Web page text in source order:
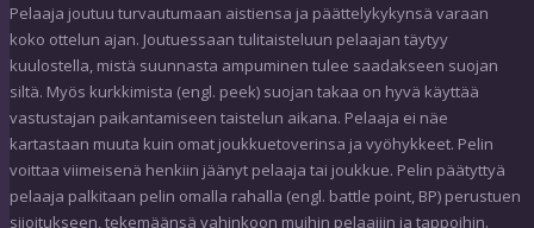
Pelaaja joutuu turvautumaan aistiensa ja päättelykykynsä varaan
koko ottelun ajan. Joutuessaan tulitaisteluun pelaajan täytyy
kuulostella, mistä suunnasta ampuminen tulee saadakseen suojan
siltä. Myös kurkkimista (engl. peek) suojan takaa on hyvä käyttää
vastustajan paikantamiseen taistelun aikana. Pelaaja ei näe
kartastaan muuta kuin omat joukkuetoverinsa ja vyöhykkeet. Pelin
voittaa viimeisenä henkiin jäänyt pelaaja tai joukkue. Pelin päätyttyä
pelaaja palkitaan pelin omalla rahalla (engl. battle point, BP) perustuen
sijoitukseen, tekemäänsä vahinkoon muihin pelaajiin ja tappoihin.